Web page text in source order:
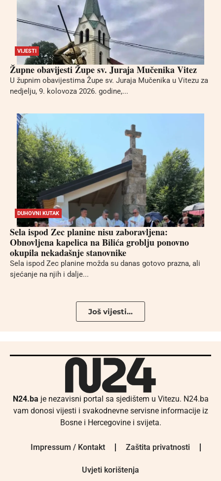
VIJESTI
Župne obavijesti Župe sv. Juraja Mučenika Vitez
U župnim obavijestima Župe sv. Juraja Mučenika u Vitezu za
nedjelju, 9. kolovoza 2026. godine,...
DUHOVNI KUTAK
Sela ispod Zec planine nisu zaboravljena:
Obnovljena kapelica na Bilića groblju ponovno
okupila nekadašnje stanovnike
Sela ispod Zec planine možda su danas gotovo prazna, ali
sjećanje na njih i dalje...
Još vijesti...
N24.ba je nezavisni portal sa sjedištem u Vitezu. N24.ba
vam donosi vijesti i svakodnevne servisne informacije iz
Bosne i Hercegovine i svijeta.
Impressum / Kontakt Zaštita privatnosti
Uvjeti korištenja